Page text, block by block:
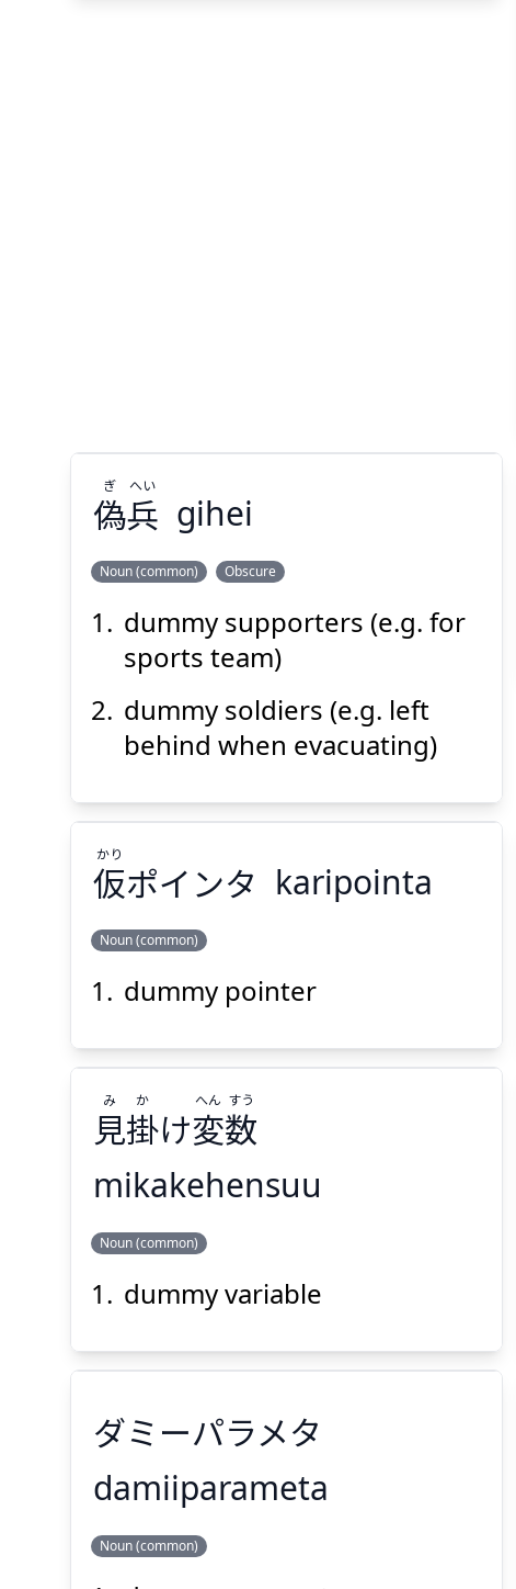
兵
ぎ
へい
偽兵
ぎ へい
gihei
Noun (common) Obscure
dummy supporters (e.g. for
sports team)
dummy soldiers (e.g. left
behind when evacuating)
ポインタ
仮ポインタ
かり
karipointa
Noun (common)
dummy pointer
数
見掛け変数
み か へん すう
mikakehensuu
Noun (common)
dummy variable
ダミーパラメタ
ダミーパラメタ
damiiparameta
Noun (common)